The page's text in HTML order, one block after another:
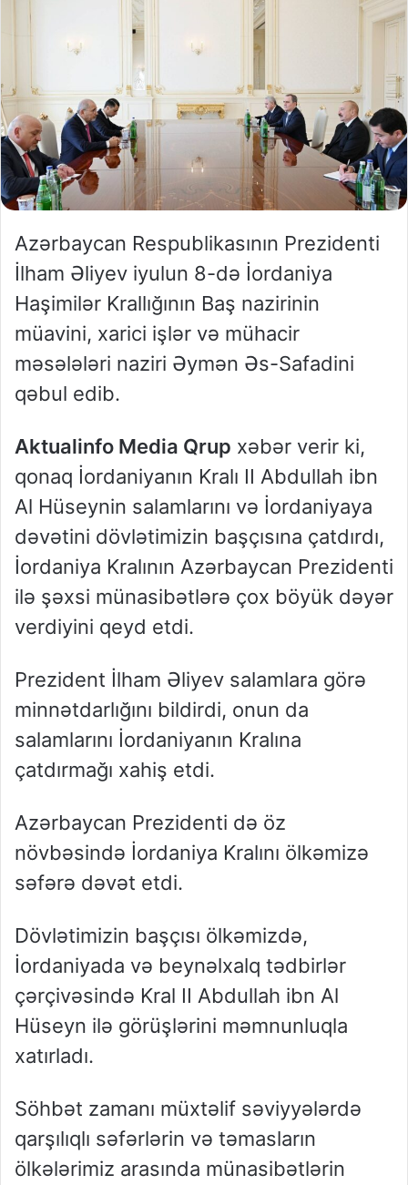
Azərbaycan Respublikasının Prezidenti
İlham Əliyev iyulun 8-də İordaniya
Haşimilər Krallığının Baş nazirinin
müavini, xarici işlər və mühacir
məsələləri naziri Əymən Əs-Safadini
qəbul edib.
Aktualinfo Media Qrup xəbər verir ki,
qonaq İordaniyanın Kralı II Abdullah ibn
Al Hüseynin salamlarını və İordaniyaya
dəvətini dövlətimizin başçısına çatdırdı,
İordaniya Kralının Azərbaycan Prezidenti
ilə şəxsi münasibətlərə çox böyük dəyər
verdiyini qeyd etdi.
Prezident İlham Əliyev salamlara görə
minnətdarlığını bildirdi, onun da
salamlarını İordaniyanın Kralına
çatdırmağı xahiş etdi.
Azərbaycan Prezidenti də öz
növbəsində İordaniya Kralını ölkəmizə
səfərə dəvət etdi.
Dövlətimizin başçısı ölkəmizdə,
İordaniyada və beynəlxalq tədbirlər
çərçivəsində Kral II Abdullah ibn Al
Hüseyn ilə görüşlərini məmnunluqla
xatırladı.
Söhbət zamanı müxtəlif səviyyələrdə
qarşılıqlı səfərlərin və təmasların
ölkələrimiz arasında münasibətlərin